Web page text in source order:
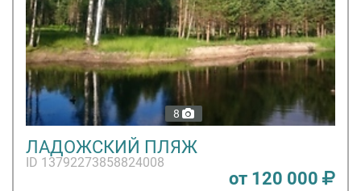
8
ЛАДОЖСКИЙ ПЛЯЖ
ID 13792273858824008
от 120 000